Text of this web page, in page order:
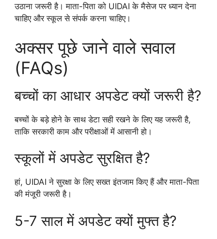
उठाना जरूरी है। माता-पिता को UIDAI के मैसेज पर ध्यान देना
चाहिए और स्कूल से संपर्क करना चाहिए।
अक्सर पूछे जाने वाले सवाल
(FAQs)
बच्चों का आधार अपडेट क्यों जरूरी है?
बच्चों के बड़े होने के साथ डेटा सही रखने के लिए यह जरूरी है,
ताकि सरकारी काम और परीक्षाओं में आसानी हो।
स्कूलों में अपडेट सुरक्षित है?
हां, UIDAI ने सुरक्षा के लिए सख्त इंतजाम किए हैं और माता-पिता
की मंजूरी जरूरी है।
5-7 साल में अपडेट क्यों मुफ्त है?